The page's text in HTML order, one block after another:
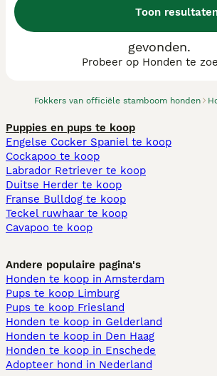
Toon
Fokkers van officiële stamboom honden
We hebben 0 Alabai fokkers,
gevonden.
Probeer op Honden te
Puppies en pups te koop
Engelse Cocker Spaniel te koop
Cockapoo te koop
Labrador Retriever te koop
Duitse Herder te koop
Franse Bulldog te koop
Teckel ruwhaar te koop
Cavapoo te koop
Andere populaire pagina's
Honden te koop in Amsterdam
Pups te koop Limburg​
Pups te koop Friesland​
Honden te koop in Gelderland
Honden te koop in Den Haag
Honden te koop in Enschede
Adopteer hond in Nederland